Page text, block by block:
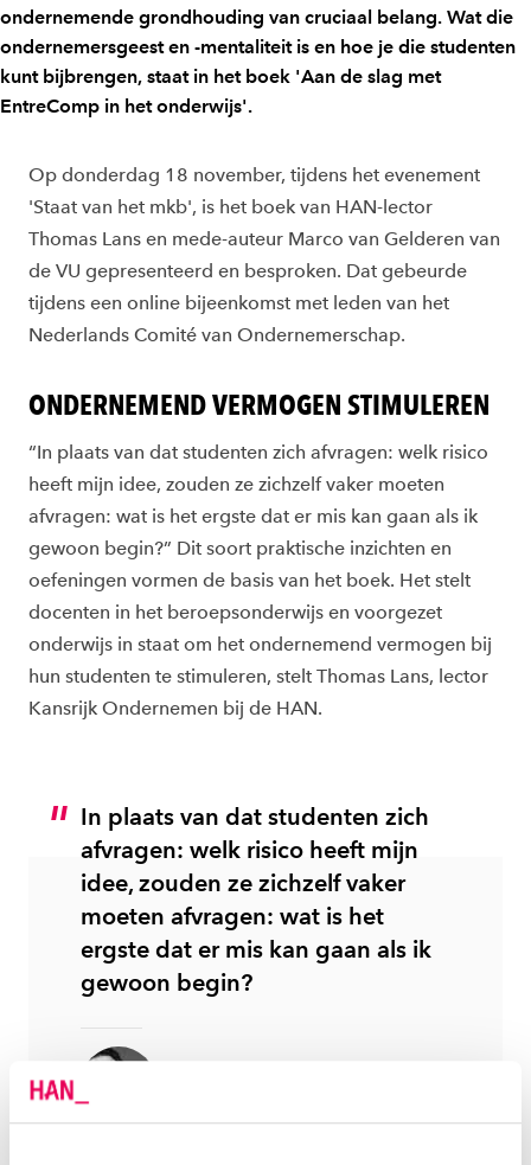
ondernemende grondhouding van cruciaal belang. Wat die
ondernemersgeest en -mentaliteit is en hoe je die studenten
kunt bijbrengen, staat in het boek 'Aan de slag met
EntreComp in het onderwijs'.
Op donderdag 18 november, tijdens het evenement
'Staat van het mkb', is het boek van HAN-lector
Thomas Lans en mede-auteur Marco van Gelderen van
de VU gepresenteerd en besproken. Dat gebeurde
tijdens een online bijeenkomst met leden van het
Nederlands Comité van Ondernemerschap.
ONDERNEMEND VERMOGEN STIMULEREN
“In plaats van dat studenten zich afvragen: welk risico
heeft mijn idee, zouden ze zichzelf vaker moeten
afvragen: wat is het ergste dat er mis kan gaan als ik
gewoon begin?” Dit soort praktische inzichten en
oefeningen vormen de basis van het boek. Het stelt
docenten in het beroepsonderwijs en voorgezet
onderwijs in staat om het ondernemend vermogen bij
hun studenten te stimuleren, stelt Thomas Lans, lector
Kansrijk Ondernemen bij de HAN.
In plaats van dat studenten zich
afvragen: welk risico heeft mijn
idee, zouden ze zichzelf vaker
moeten afvragen: wat is het
ergste dat er mis kan gaan als ik
gewoon begin?